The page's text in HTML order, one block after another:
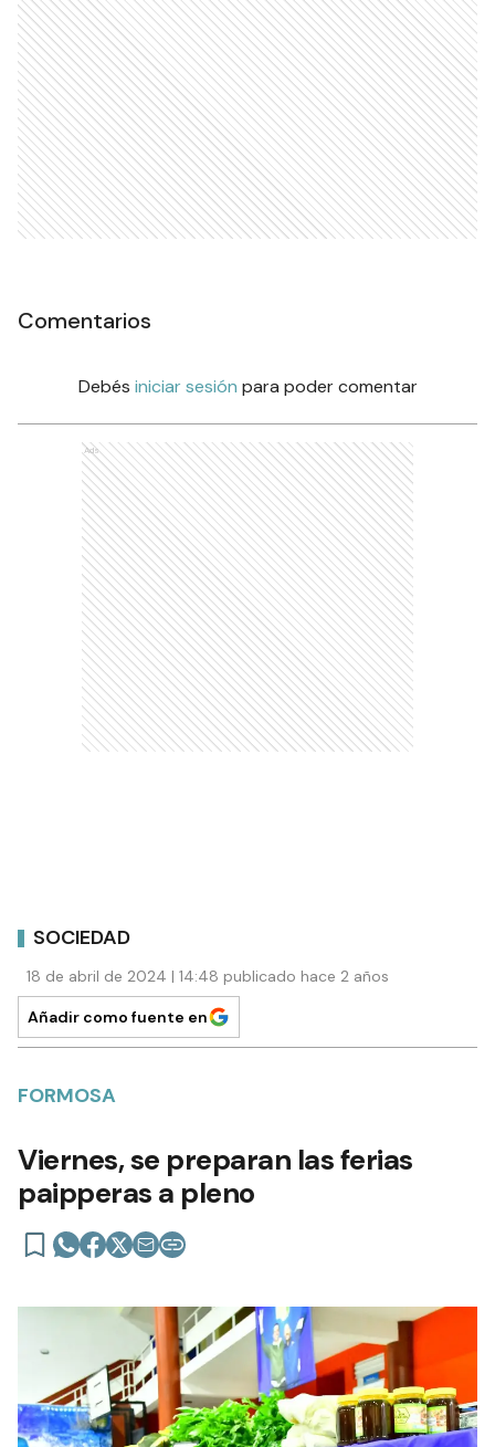
Comentarios
Debés iniciar sesión para poder comentar
Ads
SOCIEDAD
18 de abril de 2024 | 14:48 publicado hace 2 años
Añadir como fuente en
FORMOSA
Viernes, se preparan las ferias
paipperas a pleno